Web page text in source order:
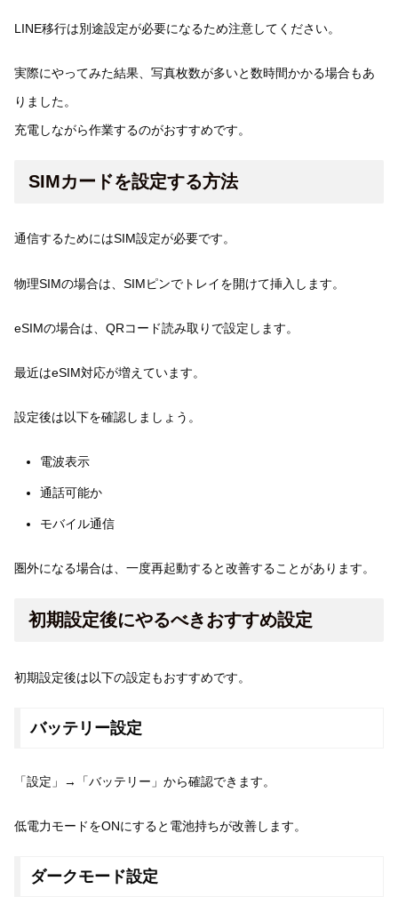
LINE移行は別途設定が必要になるため注意してください。
実際にやってみた結果、写真枚数が多いと数時間かかる場合もあ
りました。
充電しながら作業するのがおすすめです。
SIMカードを設定する方法
通信するためにはSIM設定が必要です。
物理SIMの場合は、SIMピンでトレイを開けて挿入します。
eSIMの場合は、QRコード読み取りで設定します。
最近はeSIM対応が増えています。
設定後は以下を確認しましょう。
電波表示
通話可能か
モバイル通信
圏外になる場合は、一度再起動すると改善することがあります。
初期設定後にやるべきおすすめ設定
初期設定後は以下の設定もおすすめです。
バッテリー設定
「設定」→「バッテリー」から確認できます。
低電力モードをONにすると電池持ちが改善します。
ダークモード設定